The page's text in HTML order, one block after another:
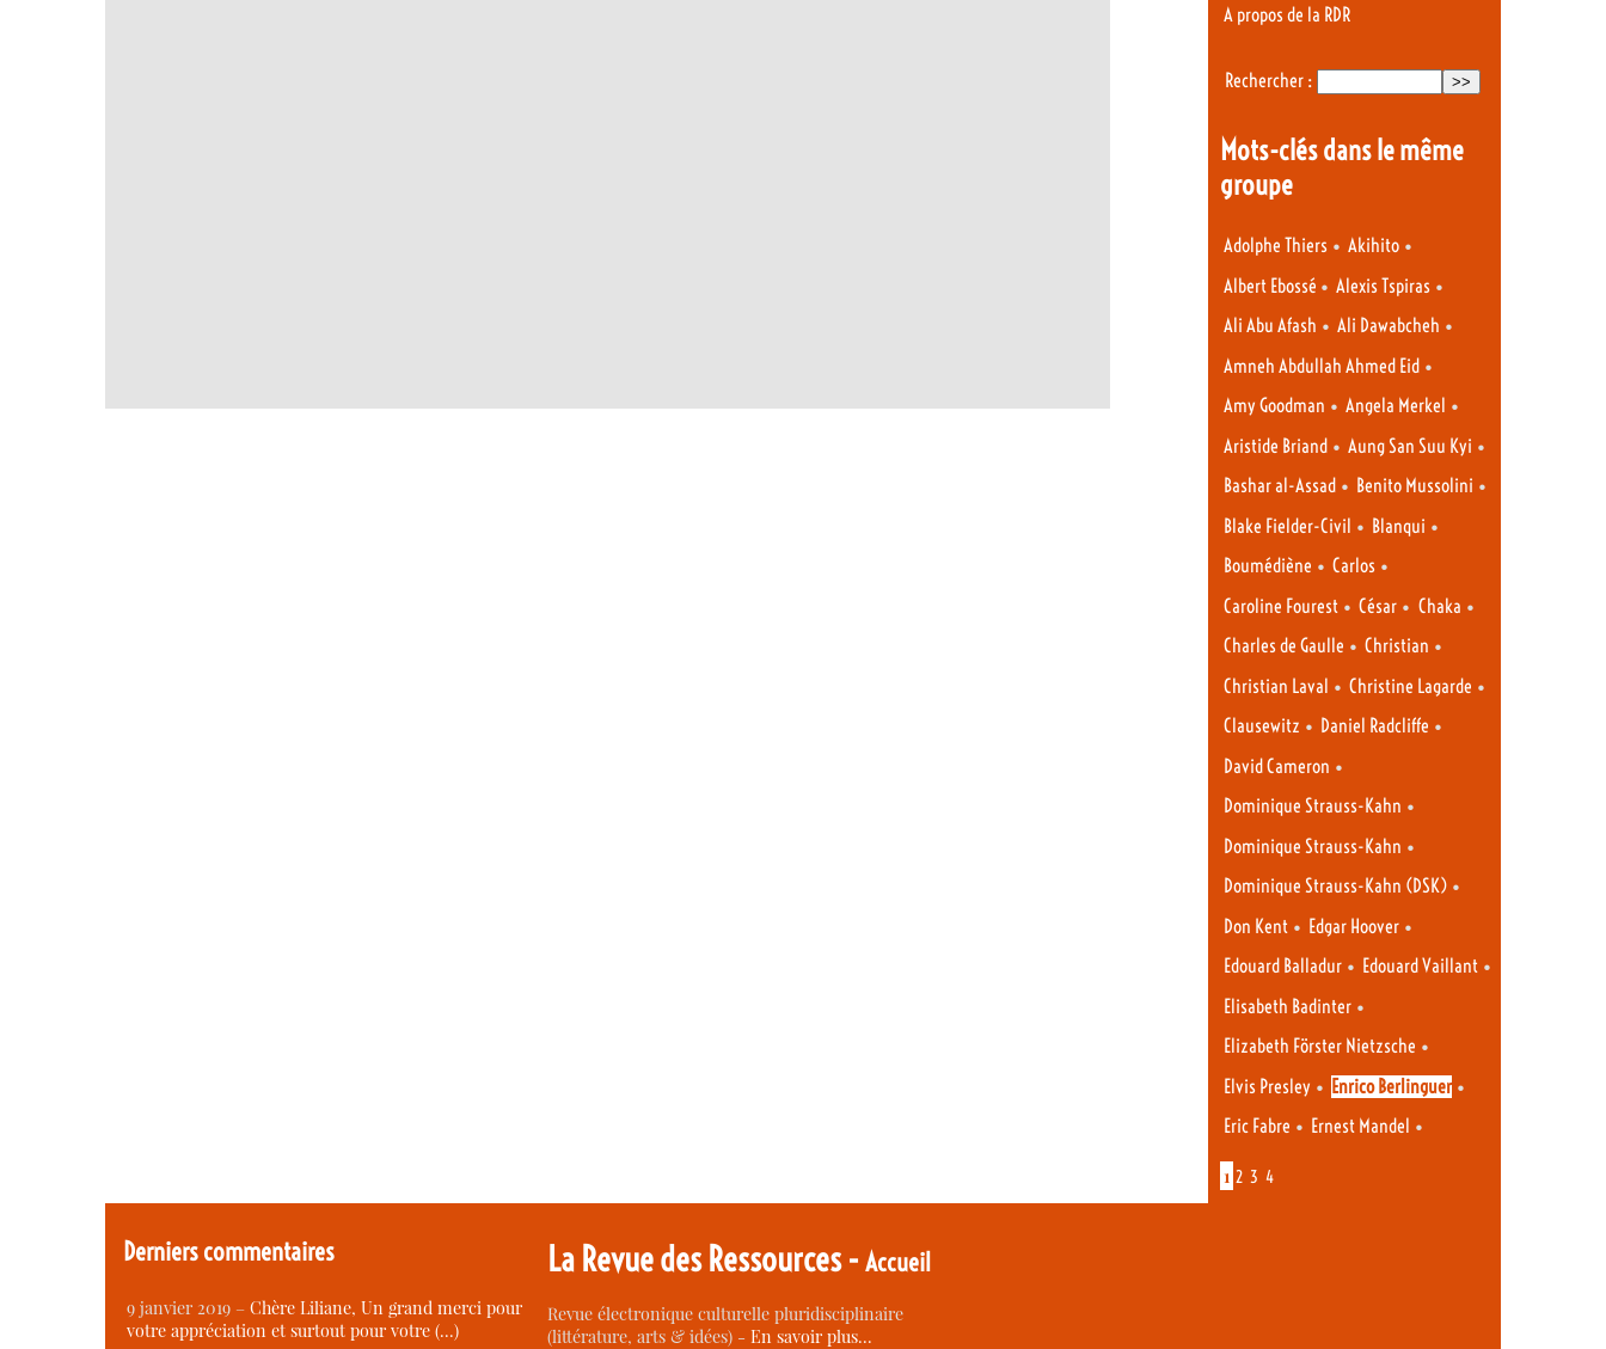
A propos de la RDR
Rechercher :
Mots-clés dans le même
groupe
Adolphe Thiers • Akihito •
Albert Ebossé • Alexis Tspiras •
Ali Abu Afash • Ali Dawabcheh •
Amneh Abdullah Ahmed Eid •
Amy Goodman • Angela Merkel •
Aristide Briand • Aung San Suu Kyi •
Bashar al-Assad • Benito Mussolini •
Blake Fielder-Civil • Blanqui •
Boumédiène • Carlos •
Caroline Fourest • César • Chaka •
Charles de Gaulle • Christian •
Christian Laval • Christine Lagarde •
Clausewitz • Daniel Radcliffe •
David Cameron •
Dominique Strauss-Kahn •
Dominique Strauss-Kahn •
Dominique Strauss-Kahn (DSK) •
Don Kent • Edgar Hoover •
Edouard Balladur • Edouard Vaillant •
Elisabeth Badinter •
Elizabeth Förster Nietzsche •
Elvis Presley • Enrico Berlinguer •
Eric Fabre • Ernest Mandel •
1 2 3 4
Derniers commentaires
9 janvier 2019 – Chère Liliane, Un grand merci pour
votre appréciation et surtout pour votre (…)
La Revue des Ressources -Accueil
Revue électronique culturelle pluridisciplinaire
(littérature, arts & idées) -En savoir plus…